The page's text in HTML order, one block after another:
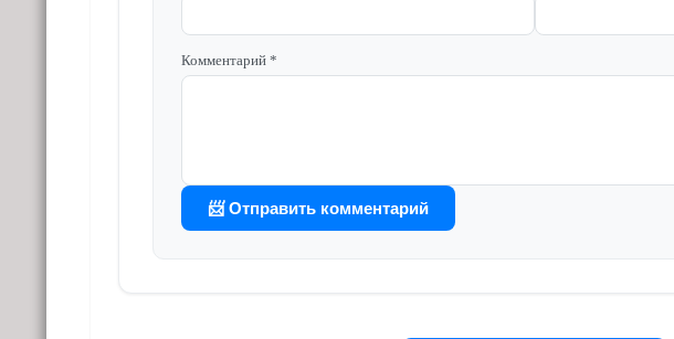
Комментарий *
📨 Отправить комментарий